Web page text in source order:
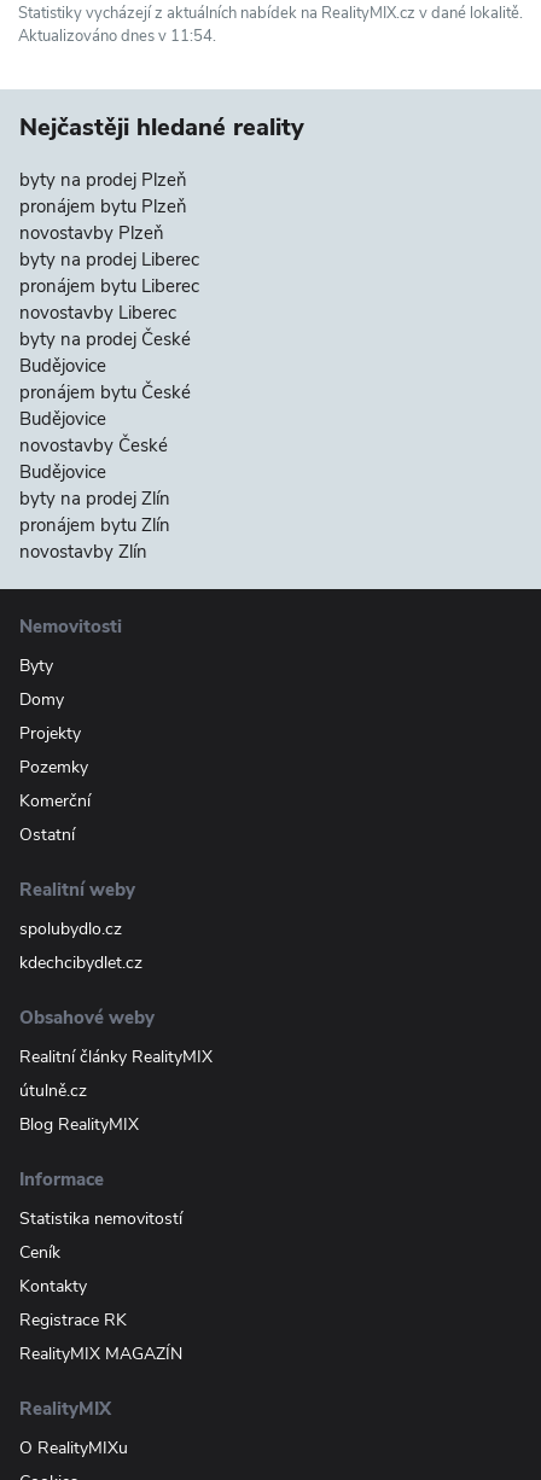
Statistiky vycházejí z aktuálních nabídek na RealityMIX.cz v dané lokalitě.
Aktualizováno dnes v 11:54.
Nejčastěji hledané reality
byty na prodej Plzeň
pronájem bytu Plzeň
novostavby Plzeň
byty na prodej Liberec
pronájem bytu Liberec
novostavby Liberec
byty na prodej České
Budějovice
pronájem bytu České
Budějovice
novostavby České
Budějovice
byty na prodej Zlín
pronájem bytu Zlín
novostavby Zlín
Nemovitosti
Byty
Domy
Projekty
Pozemky
Komerční
Ostatní
Realitní weby
spolubydlo.cz
kdechcibydlet.cz
Obsahové weby
Realitní články RealityMIX
útulně.cz
Blog RealityMIX
Informace
Statistika nemovitostí
Ceník
Kontakty
Registrace RK
RealityMIX MAGAZÍN
RealityMIX
O RealityMIXu